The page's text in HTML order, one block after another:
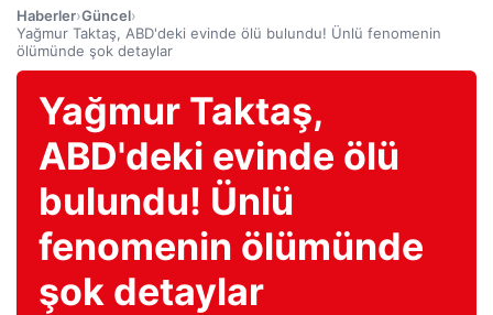
Haberler›Güncel›
Yağmur Taktaş, ABD'deki evinde ölü bulundu! Ünlü fenomenin
ölümünde şok detaylar
Yağmur Taktaş,
ABD'deki evinde ölü
bulundu! Ünlü
fenomenin ölümünde
şok detaylar